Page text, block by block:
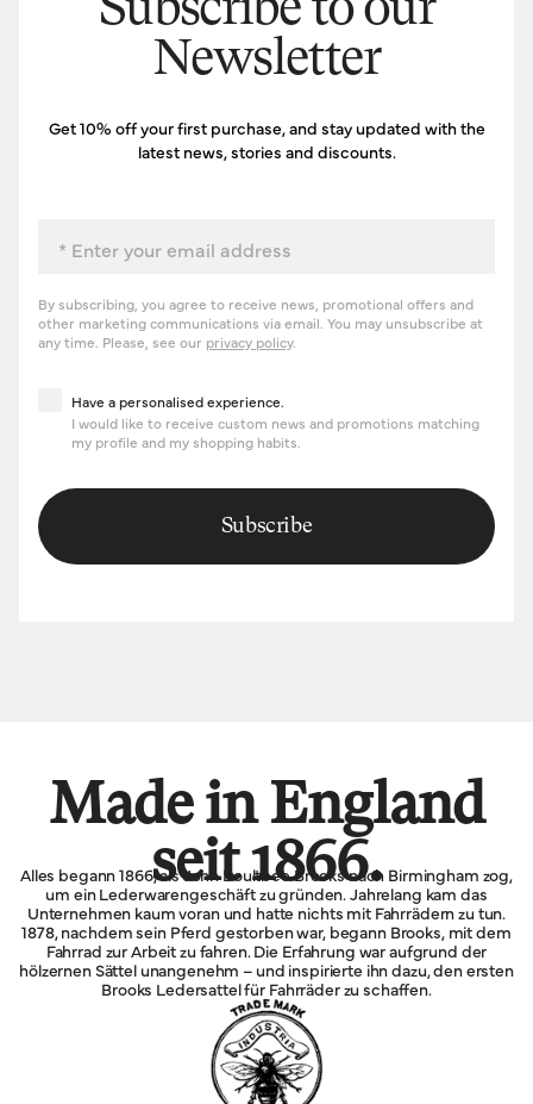
Subscribe to our
Newsletter
Get 10% off your first purchase, and stay updated with the
latest news, stories and discounts.
By subscribing, you agree to receive news, promotional offers and
other marketing communications via email. You may unsubscribe at
any time. Please, see our privacy policy.
Have a personalised experience
Have a personalised experience.
I would like to receive custom news and promotions matching
my profile and my shopping habits.
Subscribe
Made in England
seit 1866.
Alles begann 1866, als John Boultbee Brooks nach Birmingham zog,
um ein Lederwarengeschäft zu gründen. Jahrelang kam das
Unternehmen kaum voran und hatte nichts mit Fahrrädern zu tun.
1878, nachdem sein Pferd gestorben war, begann Brooks, mit dem
Fahrrad zur Arbeit zu fahren. Die Erfahrung war aufgrund der
hölzernen Sättel unangenehm – und inspirierte ihn dazu, den ersten
Brooks Ledersattel für Fahrräder zu schaffen.